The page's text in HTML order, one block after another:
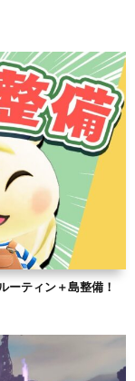
ーティン＋島整備！